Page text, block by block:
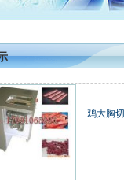
·鸡大胸